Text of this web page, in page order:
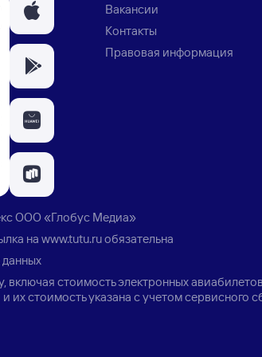
Вакансии
Контакты
Правовая информация
ООО «Глобус Медиа»
на www.tutu.ruобязательна
включая стоимость электронных
их стоимость указана с учетом